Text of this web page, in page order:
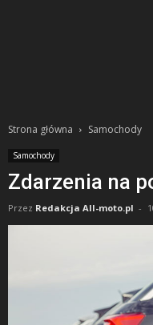
Strona główna Samochody
Samochody
Zdarzenia na
Przez Redakcja All-moto.pl -